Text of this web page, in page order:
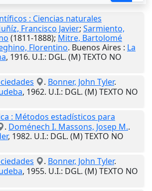
: Ciencias naturales
Francisco Javier; Sarmiento,
(1811-1888); Mitre, Bartolomé
Florentino. Buenos Aires : La
, 1916. U.I.: DGL. (M) TEXTO NO
. Bonner, John Tyler.
, 1962. U.I.: DGL. (M) TEXTO NO
: Métodos estadísticos para
. Doménech I. Massons, Josep M..
, 1982. U.I.: DGL. (M) TEXTO NO
. Bonner, John Tyler.
, 1955. U.I.: DGL. (M) TEXTO NO